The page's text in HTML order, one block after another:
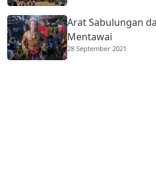
Arat Sabulungan
Mentawai
28 September 2021